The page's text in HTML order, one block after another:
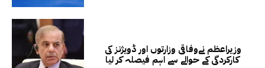
وزیراعظم نےوفاقی وزارتوں اور ڈویژنز کی
کارکردگی کے حوالے سے اہم فیصلہ کر لیا